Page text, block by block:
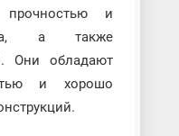
прочностью и
а также
Они обладают
и хорошо